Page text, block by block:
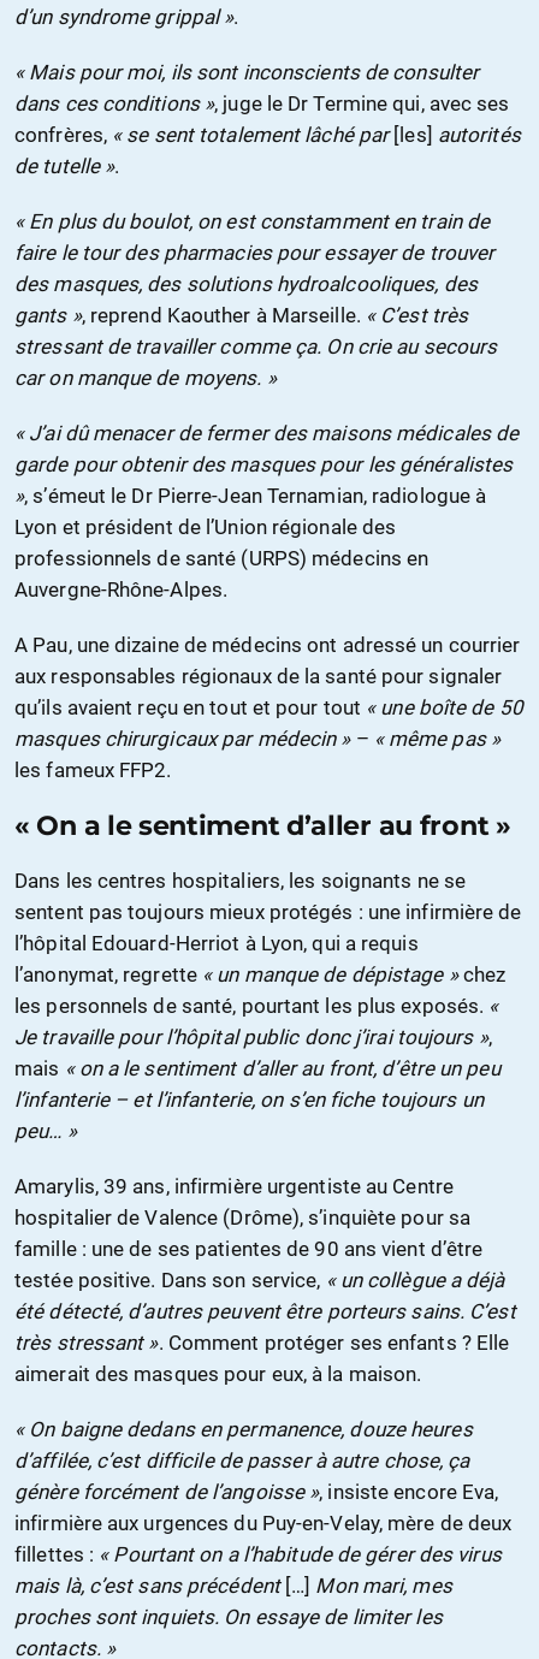
d’un syndrome grippal ».
« Mais pour moi, ils sont inconscients de consulter
dans ces conditions », juge le Dr Termine qui, avec ses
confrères, « se sent totalement lâché par [les] autorités
de tutelle ».
« En plus du boulot, on est constamment en train de
faire le tour des pharmacies pour essayer de trouver
des masques, des solutions hydroalcooliques, des
gants », reprend Kaouther à Marseille. « C’est très
stressant de travailler comme ça. On crie au secours
car on manque de moyens. »
« J’ai dû menacer de fermer des maisons médicales de
garde pour obtenir des masques pour les généralistes
», s’émeut le Dr Pierre-Jean Ternamian, radiologue à
Lyon et président de l’Union régionale des
professionnels de santé (URPS) médecins en
Auvergne-Rhône-Alpes.
A Pau, une dizaine de médecins ont adressé un courrier
aux responsables régionaux de la santé pour signaler
qu’ils avaient reçu en tout et pour tout « une boîte de 50
masques chirurgicaux par médecin »– « même pas »
les fameux FFP2.
« On a le sentiment d’aller au front »
Dans les centres hospitaliers, les soignants ne se
sentent pas toujours mieux protégés : une infirmière de
l’hôpital Edouard-Herriot à Lyon, qui a requis
l’anonymat, regrette « un manque de dépistage »chez
les personnels de santé, pourtant les plus exposés. «
Je travaille pour l’hôpital public donc j’irai toujours »,
mais « on a le sentiment d’aller au front, d’être un peu
l’infanterie – et l’infanterie, on s’en fiche toujours un
peu… »
Amarylis, 39 ans, infirmière urgentiste au Centre
hospitalier de Valence (Drôme), s’inquiète pour sa
famille : une de ses patientes de 90 ans vient d’être
testée positive. Dans son service, « un collègue a déjà
été détecté, d’autres peuvent être porteurs sains. C’est
très stressant ». Comment protéger ses enfants ? Elle
aimerait des masques pour eux, à la maison.
« On baigne dedans en permanence, douze heures
d’affilée, c’est difficile de passer à autre chose, ça
génère forcément de l’angoisse », insiste encore Eva,
infirmière aux urgences du Puy-en-Velay, mère de deux
fillettes : « Pourtant on a l’habitude de gérer des virus
mais là, c’est sans précédent […] Mon mari, mes
proches sont inquiets. On essaye de limiter les
contacts. »